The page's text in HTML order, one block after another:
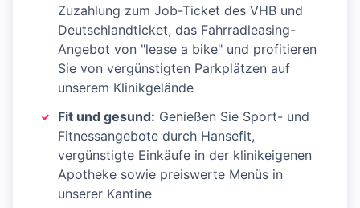
Zuzahlung zum Job-Ticket des VHB und
Deutschlandticket, das Fahrradleasing-
Angebot von "lease a bike" und profitieren
Sie von vergünstigten Parkplätzen auf
unserem Klinikgelände
Fit und gesund: Genießen Sie Sport- und
Fitnessangebote durch Hansefit,
vergünstigte Einkäufe in der klinikeigenen
Apotheke sowie preiswerte Menüs in
unserer Kantine